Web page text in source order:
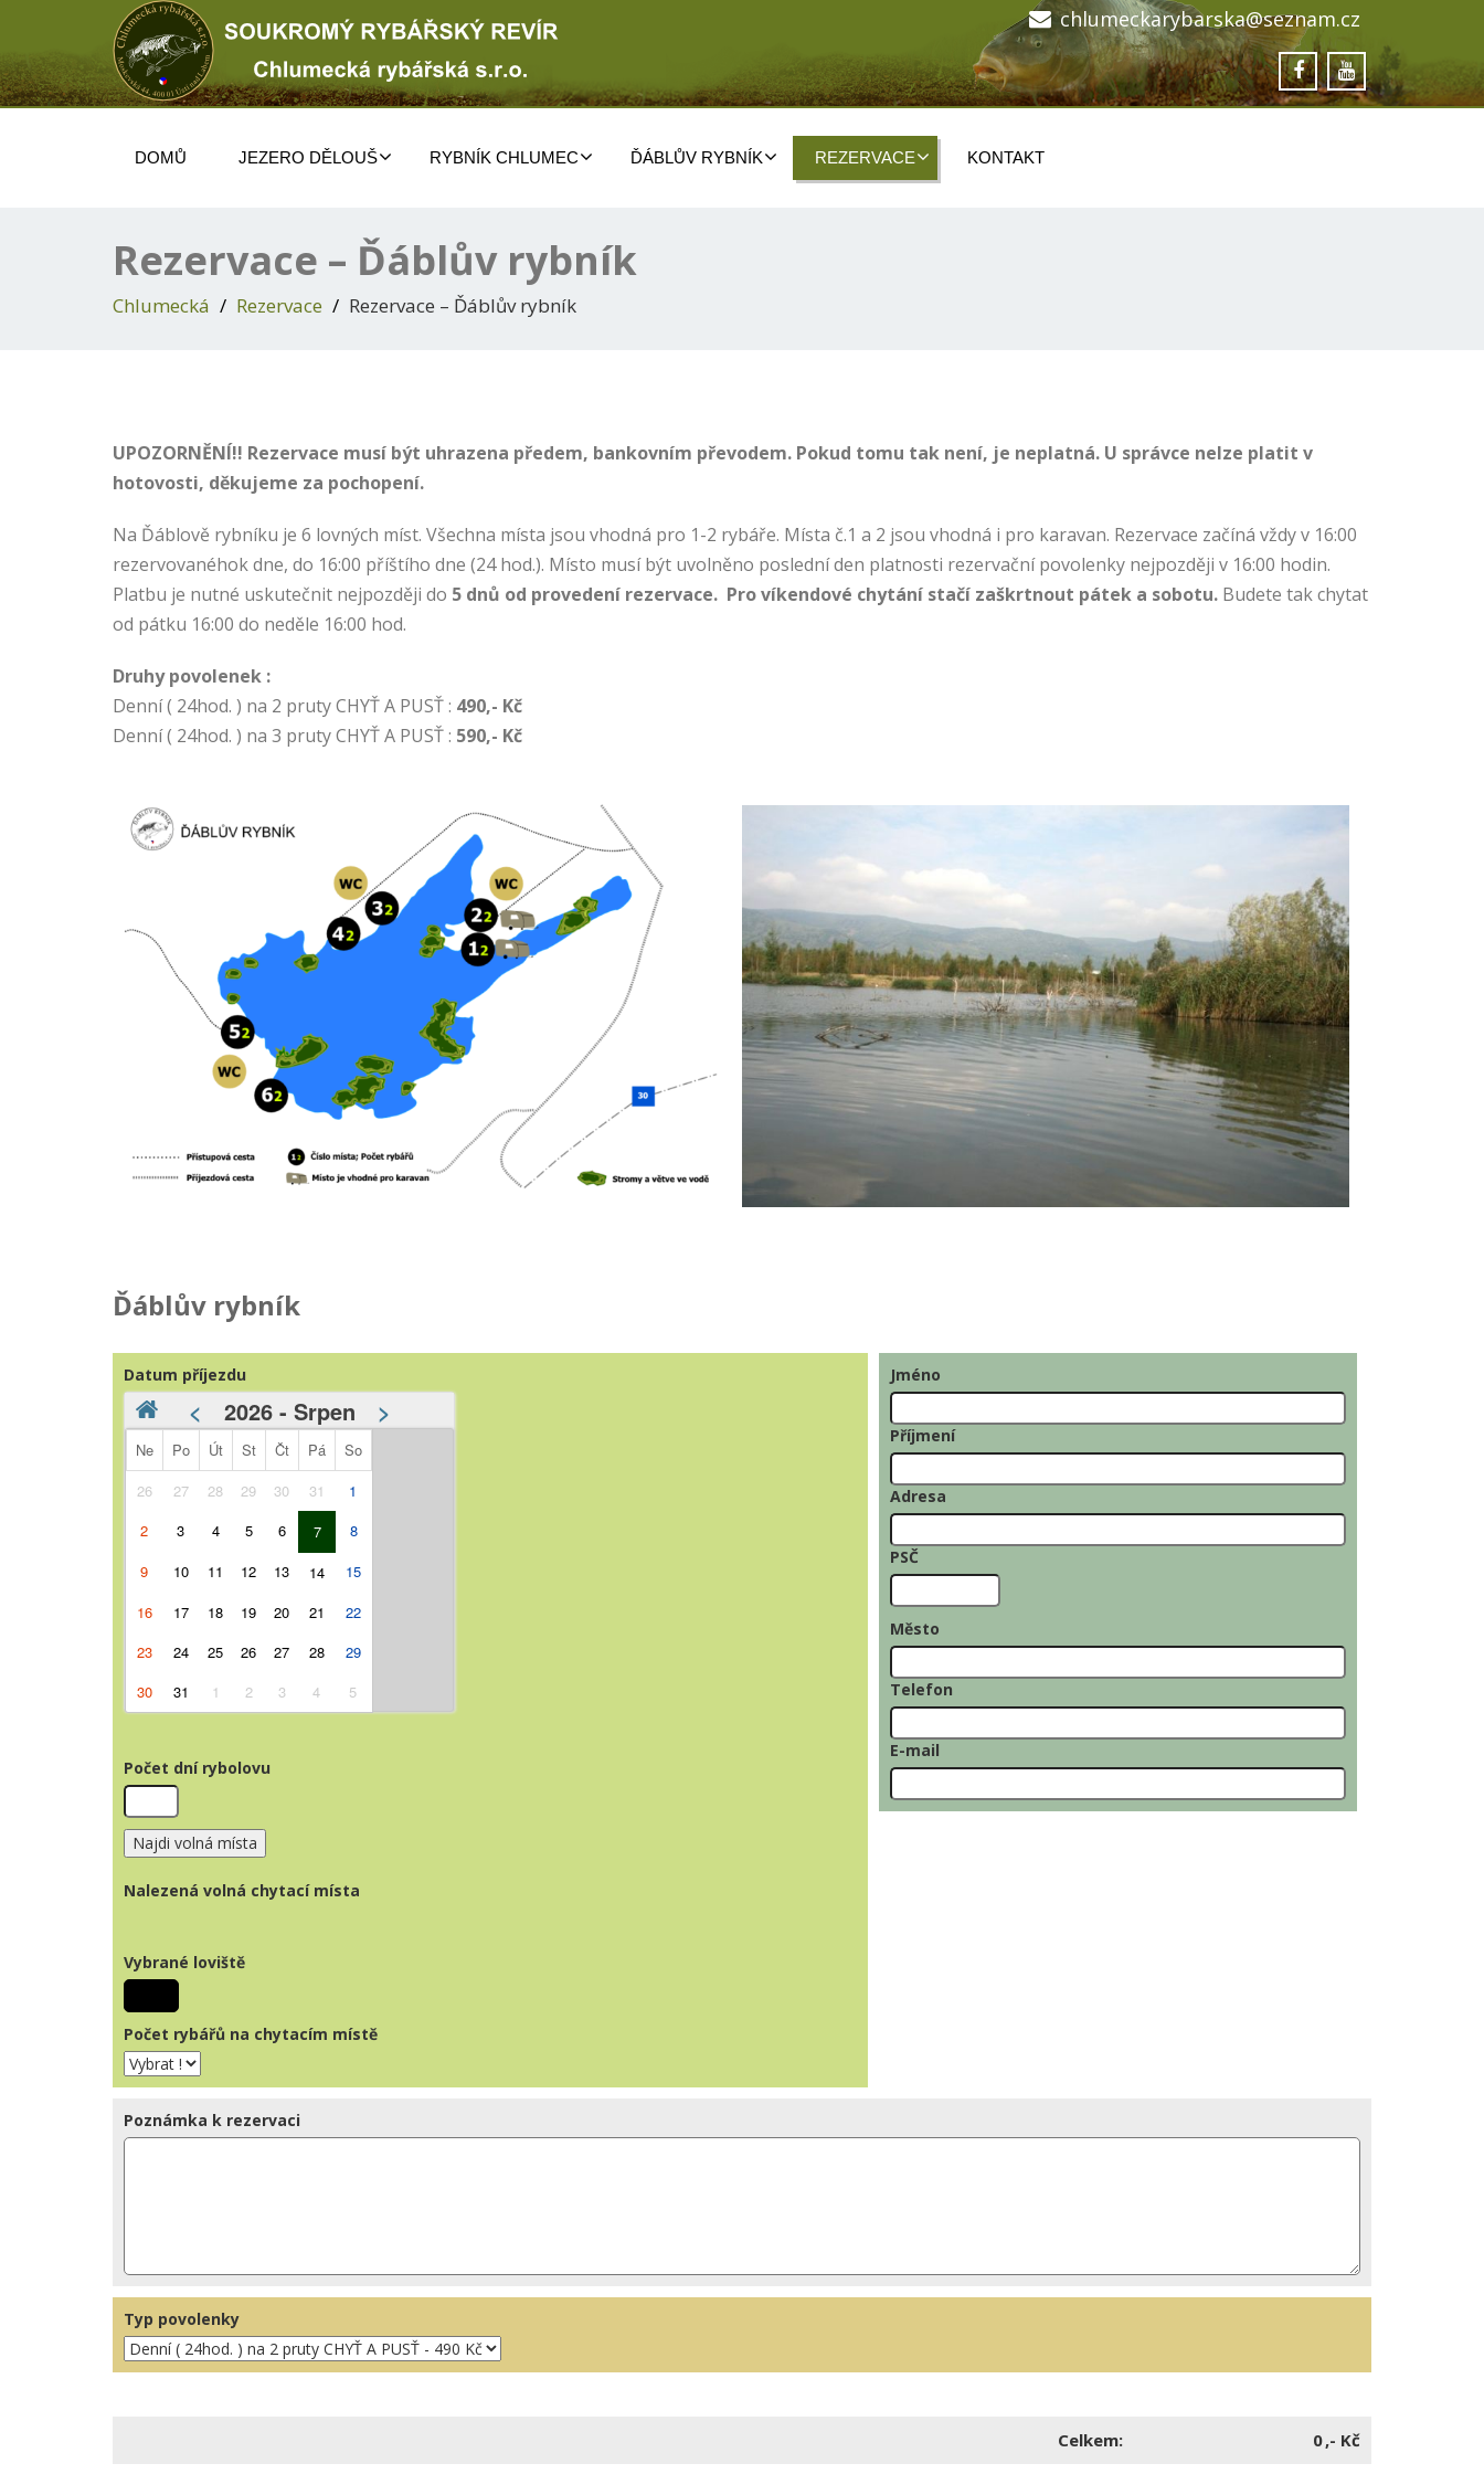
chlumeckarybarska@seznam.cz
DOMŮ JEZERO DĚLOUŠ RYBNÍK CHLUMEC ĎÁBLŮV RYBNÍK REZERVACE KONTAKT
Rezervace – Ďáblův rybník
Chlumecká Rezervace Rezervace – Ďáblův rybník
UPOZORNĚNÍ!! Rezervace musí být uhrazena předem, bankovním převodem. Pokud tomu tak není, je neplatná. U správce nelze platit v
hotovosti, děkujeme za pochopení.
Na Ďáblově rybníku je 6 lovných míst. Všechna místa jsou vhodná pro 1-2 rybáře. Místa č.1 a 2 jsou vhodná i pro karavan. Rezervace začíná vždy v 16:00
rezervovanéhok dne, do 16:00 příštího dne (24 hod.). Místo musí být uvolněno poslední den platnosti rezervační povolenky nejpozději v 16:00 hodin.
Platbu je nutné uskutečnit nejpozději do 5 dnů od provedení rezervace. Pro víkendové chytání stačí zaškrtnout pátek a sobotu. Budete tak chytat
od pátku 16:00 do neděle 16:00 hod.
Druhy povolenek :
Denní ( 24hod. ) na 2 pruty CHYŤ A PUSŤ : 490,- Kč
Denní ( 24hod. ) na 3 pruty CHYŤ A PUSŤ : 590,- Kč
Ďáblův rybník
Datum příjezdu
< 2026 - Srpen >
Ne Po Út St Čt Pá
So
26
27 28 29 30 31
1
2
3 4 5 6 7
8
9
10 11 12 13 14
15
16
17 18 19 20 21
22
23
24 25 26 27 28
29
30
31 1 2 3 4 5
Počet dní rybolovu
Nalezená volná chytací místa
Vybrané loviště
Počet rybářů na chytacím místě
Jméno
Příjmení
Adresa
PSČ
Město
Telefon
E-mail
Poznámka k rezervaci
Typ povolenky
Celkem: ,- Kč